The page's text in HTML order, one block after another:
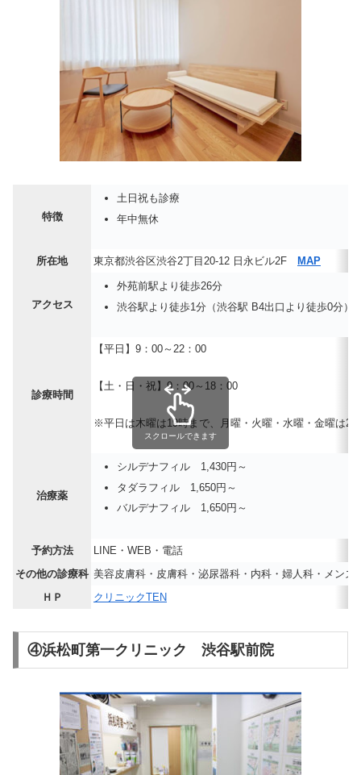
特徴
土日祝も診療
年中無休
所在地 東京都渋谷区渋谷2丁目20-12 日永ビル2F MAP
アクセス
外苑前駅より徒歩26分
渋谷駅より徒歩1分（渋谷駅 B4出口より徒歩0分）
診療時間
【平日】9：00～22：00
【土・日・祝】9：00～18：00
※平日は木曜は19時まで、月曜・火曜・水曜・金曜は
治療薬
シルデナフィル 1,430円～
タダラフィル 1,650円～
バルデナフィル 1,650円～
予約方法
LINE・WEB・電話
その他の診療科 美容皮膚科・皮膚科・泌尿器科・内科・婦人科・メンズ
ＨＰ
クリニックTEN
スクロールできます
④浜松町第一クリニック 渋谷駅前院